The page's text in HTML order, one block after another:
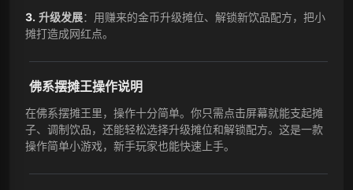
升级发展：用赚来的金币升级摊位、解锁新饮品配方，把小
摊打造成网红点。
佛系摆摊王操作说明
在佛系摆摊王里，操作十分简单。你只需点击屏幕就能支起摊
子、调制饮品，还能轻松选择升级摊位和解锁配方。这是一款
操作简单小游戏，新手玩家也能快速上手。